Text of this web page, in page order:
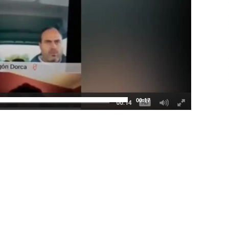
00:17